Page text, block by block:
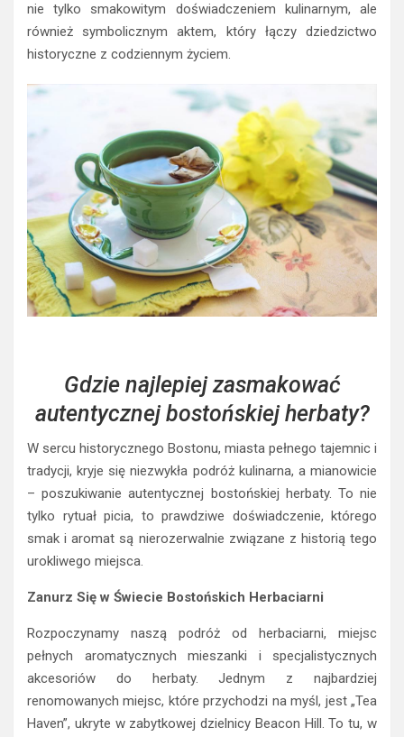
nie tylko smakowitym doświadczeniem kulinarnym, ale
również symbolicznym aktem, który łączy dziedzictwo
historyczne z codziennym życiem.
Gdzie najlepiej zasmakować
autentycznej bostońskiej herbaty?
W sercu historycznego Bostonu, miasta pełnego tajemnic i
tradycji, kryje się niezwykła podróż kulinarna, a mianowicie
– poszukiwanie autentycznej bostońskiej herbaty. To nie
tylko rytuał picia, to prawdziwe doświadczenie, którego
smak i aromat są nierozerwalnie związane z historią tego
urokliwego miejsca.
Zanurz Się w Świecie Bostońskich Herbaciarni
Rozpoczynamy naszą podróż od herbaciarni, miejsc
pełnych aromatycznych mieszanki i specjalistycznych
akcesoriów do herbaty. Jednym z najbardziej
renomowanych miejsc, które przychodzi na myśl, jest „Tea
Haven”, ukryte w zabytkowej dzielnicy Beacon Hill. To tu, w